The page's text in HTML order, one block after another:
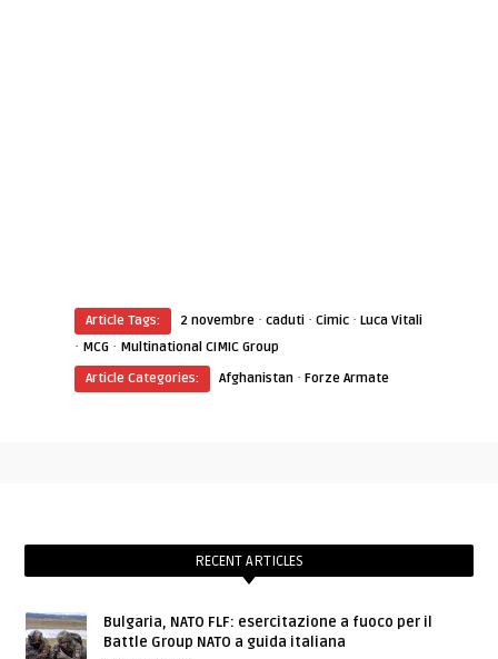
Article Tags: 2 novembre ·caduti ·Cimic ·Luca Vitali
· MCG · Multinational CIMIC Group
Article Categories:
Afghanistan ·Forze Armate
RECENT ARTICLES
Bulgaria, NATO FLF: esercitazione a fuoco per il
Battle Group NATO a guida italiana